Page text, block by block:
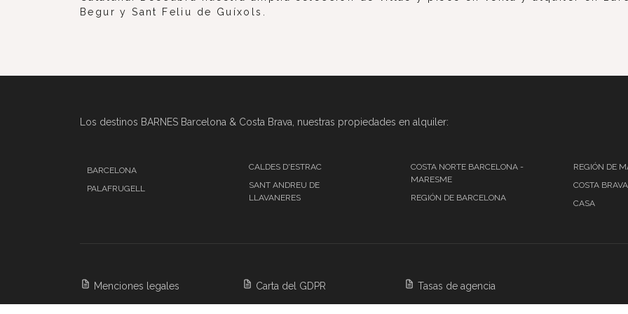
Begur y Sant Feliu de Guíxols.
Los destinos BARNES Barcelona & Costa Brava, nuestras propiedades en alquiler:
BARCELONA
PALAFRUGELL
CALDES D'ESTRAC
SANT ANDREU DE
LLAVANERES
COSTA NORTE BARCELONA -
MARESME
REGIÓN DE BARCELONA
REGIÓN DE
COSTA BRAVA
CASA
Menciones legales Carta del GDPR Tasas de agencia